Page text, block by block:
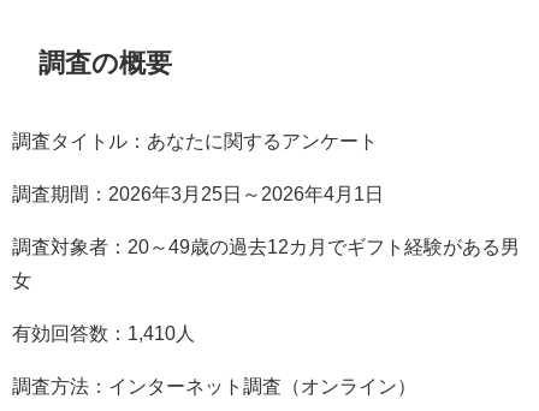
調査の概要
調査タイトル：あなたに関するアンケート
調査期間：2026年3月25日～2026年4月1日
調査対象者：20～49歳の過去12カ月でギフト経験がある男
女
有効回答数：1,410人
調査方法：インターネット調査（オンライン）